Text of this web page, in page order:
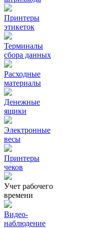
Принтеры
этикеток
Терминалы
сбора данных
Расходные
материалы
Денежные
ящики
Электронные
весы
Принтеры
чеков
Учет рабочего
времени
Видео‑
наблюдение